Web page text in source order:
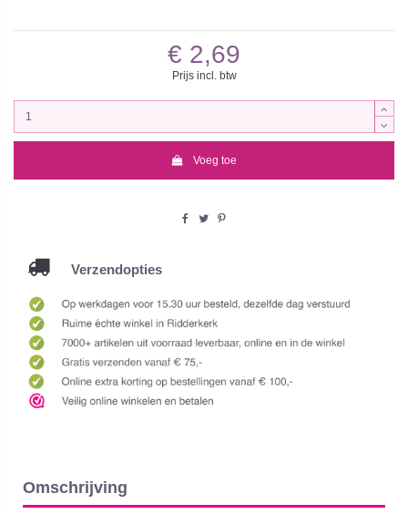
€ 2,69
Prijs incl. btw
Voeg toe
Verzendopties
Omschrijving